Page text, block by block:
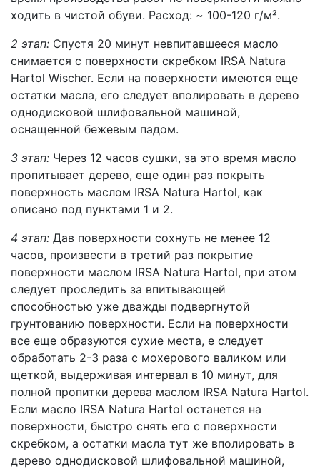
ходить в чистой обуви. Расход: ~ 100-120 г/м².
2 этап: Спустя 20 минут невпитавшееся масло
снимается с поверхности скребком IRSA Natura
Hartol Wischer. Если на поверхности имеются еще
остатки масла, его следует вполировать в дерево
однодисковой шлифовальной машиной,
оснащенной бежевым падом.
3 этап: Через 12 часов сушки, за это время масло
пропитывает дерево, еще один раз покрыть
поверхность маслом IRSA Natura Hartol, как
описано под пунктами 1 и 2.
4 этап: Дав поверхности сохнуть не менее 12
часов, произвести в третий раз покрытие
поверхности маслом IRSA Natura Hartol, при этом
следует проследить за впитывающей
способностью уже дважды подвергнутой
грунтованию поверхности. Если на поверхности
все еще образуются сухие места, е следует
обработать 2-3 раза с мохерового валиком или
щеткой, выдерживая интервал в 10 минут, для
полной пропитки дерева маслом IRSA Natura Hartol.
Если масло IRSA Natura Hartol останется на
поверхности, быстро снять его с поверхности
скребком, а остатки масла тут же вполировать в
дерево однодисковой шлифовальной машиной,